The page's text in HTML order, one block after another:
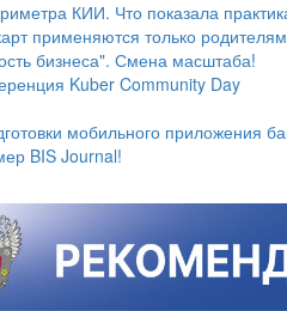
КИИ. Что показала
применяются только
бизнеса". Смена масштаба!
Kuber Community Day
мобильного приложения
BIS Journal!